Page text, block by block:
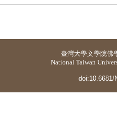
臺灣大學文學院佛
National Taiwan
doi:10.6681/